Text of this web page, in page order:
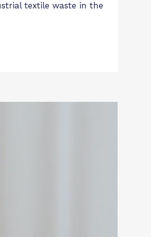
textile waste in the